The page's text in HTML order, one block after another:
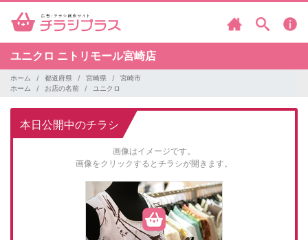
ユニクロ ニトリモール宮崎店
ホーム 都道府県 宮崎県
宮崎市
ホーム
お店の名前 ユニクロ
本日公開中のチラシ
画像はイメージです。
画像をクリックするとチラシが開きます。